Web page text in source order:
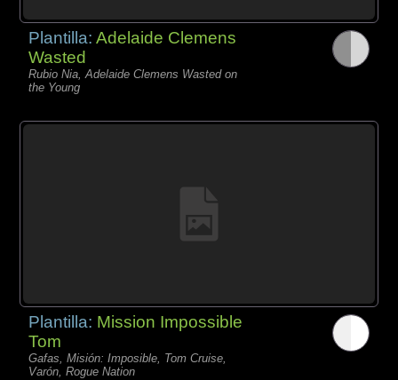
Plantilla:Adelaide Clemens
Wasted
Rubio Nia, Adelaide Clemens Wasted on
the Young
Plantilla: Mission Impossible
Tom
Gafas, Misión: Imposible, Tom Cruise,
Varón, Rogue Nation